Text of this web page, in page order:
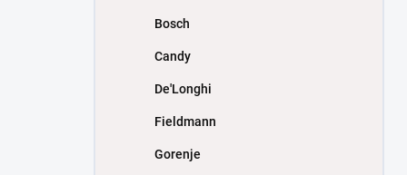
Bosch
Candy
De'Longhi
Fieldmann
Gorenje